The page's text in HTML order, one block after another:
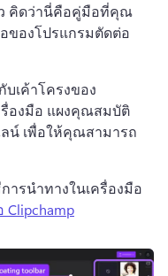
คิดว่านี่คือคู่มือที่คุณ
ของโปรแกรมตัดต่อ
เค้าโครงของ
องมือ แผงคุณสมบัติ
น์ เพื่อให้คุณสามารถ
ารนำทางในเครื่องมือ